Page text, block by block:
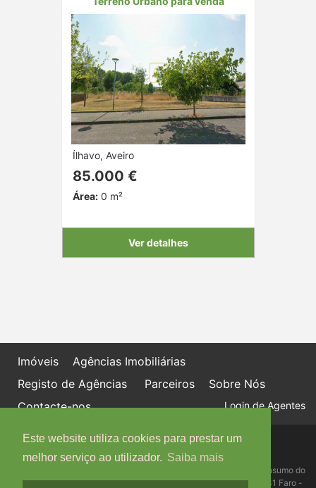
Este website utiliza cookies para prestar um
melhor serviço ao utilizador. Saiba mais
Ílhavo, Aveiro
85.000 €
Área:0 m²
Ver detalhes
Imóveis
Agências Imobiliárias
Registo de Agências
Parceiros
Sobre Nós
Contacte-nos
Login de Agentes
Política de proteção de dados
Livro de Reclamações online
Centro de Informação, Mediação e Arbitragem de Conflitos de Consumo do
Algarve - Edifício Ninho de Empresas, Estrada da Penha, 8005-131 Faro -